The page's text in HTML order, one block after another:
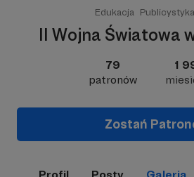
Edukacja Publicystyka
II Wojna Światowa
79
patronów
1
Zostań